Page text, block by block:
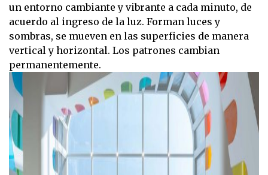
un entorno cambiante y vibrante a cada minuto, de
acuerdo al ingreso de la luz. Forman luces y
sombras, se mueven en las superficies de manera
vertical y horizontal. Los patrones cambian
permanentemente.